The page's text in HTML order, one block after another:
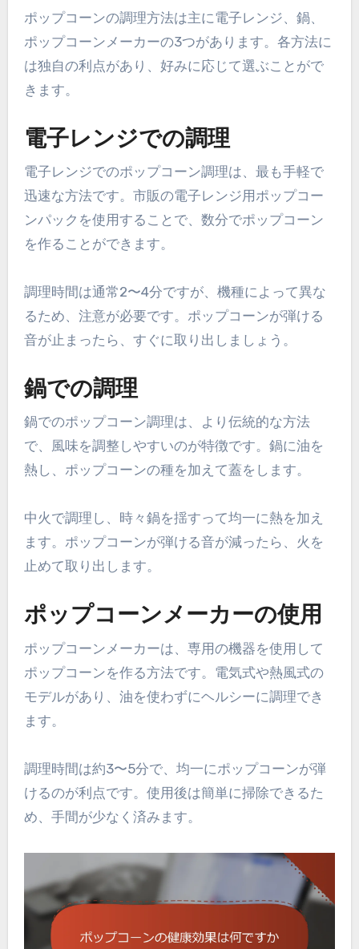
ポップコーンの調理方法は主に電子レンジ、鍋、
ポップコーンメーカーの3つがあります。各方法に
は独自の利点があり、好みに応じて選ぶことがで
きます。
電子レンジでの調理
電子レンジでのポップコーン調理は、最も手軽で
迅速な方法です。市販の電子レンジ用ポップコー
ンパックを使用することで、数分でポップコーン
を作ることができます。
調理時間は通常2〜4分ですが、機種によって異な
るため、注意が必要です。ポップコーンが弾ける
音が止まったら、すぐに取り出しましょう。
鍋での調理
鍋でのポップコーン調理は、より伝統的な方法
で、風味を調整しやすいのが特徴です。鍋に油を
熱し、ポップコーンの種を加えて蓋をします。
中火で調理し、時々鍋を揺すって均一に熱を加え
ます。ポップコーンが弾ける音が減ったら、火を
止めて取り出します。
ポップコーンメーカーの使用
ポップコーンメーカーは、専用の機器を使用して
ポップコーンを作る方法です。電気式や熱風式の
モデルがあり、油を使わずにヘルシーに調理でき
ます。
調理時間は約3〜5分で、均一にポップコーンが弾
けるのが利点です。使用後は簡単に掃除できるた
め、手間が少なく済みます。